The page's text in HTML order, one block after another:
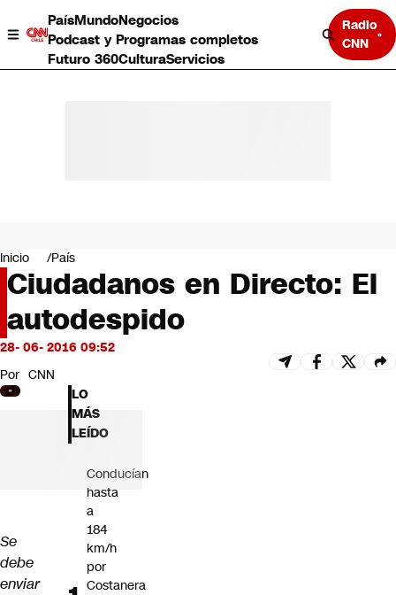
PaísMundoNegocios
Podcast y Programas completos
Futuro 360CulturaServicios
Radio
CNN
Negocios
Deportes
Programas completos
Cultura
Servicios
Bits
CNN Data
CNN tiempo
Futuro 360
Inicio País
Ciudadanos en Directo: El
autodespido
28- 06- 2016 09:52
Por CNN
Se
debe
enviar
LO
MÁS
LEÍDO
Conducían
hasta
a
184
km/h
por
Costanera